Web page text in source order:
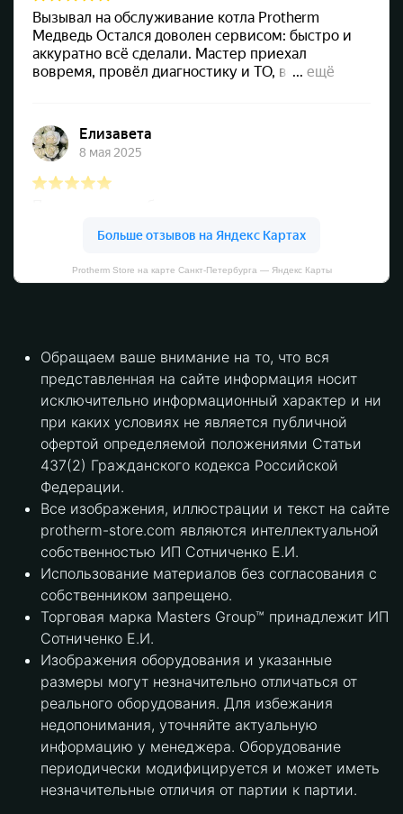
Protherm Store на карте Санкт‑Петербурга — Яндекс Карты
Обращаем ваше внимание на то, что вся
представленная на сайте информация носит
исключительно информационный характер и ни
при каких условиях не является публичной
офертой определяемой положениями Статьи
437(2) Гражданского кодекса Российской
Федерации.
Все изображения, иллюстрации и текст на сайте
protherm-store.com являются интеллектуальной
собственностью ИП Сотниченко Е.И.
Использование материалов без согласования с
собственником запрещено.
Торговая марка Masters Group™ принадлежит ИП
Сотниченко Е.И.
Изображения оборудования и указанные
размеры могут незначительно отличаться от
реального оборудования. Для избежания
недопонимания, уточняйте актуальную
информацию у менеджера. Оборудование
периодически модифицируется и может иметь
незначительные отличия от партии к партии.